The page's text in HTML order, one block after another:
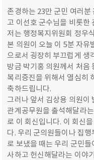
존경하는 23만 군민 여러분
고 이선호 군수님을 비롯한
저는 행정복지위원회 정우
본 의원이 오늘 이 5분 자유
으로서 굉장히 부끄럽게 생
방금 박기홍 의원께서 처음
복리증진을 위해서 열심히
축하드립니다.
그러나 앞서 김상용 의원이
관계공무원을 출석해달라
로 이 회신입니다. 이 회신
다. 우리 군의원들이나 집
로 보냈을 때는 우리 군민
사하고 헌신해달라는 이야